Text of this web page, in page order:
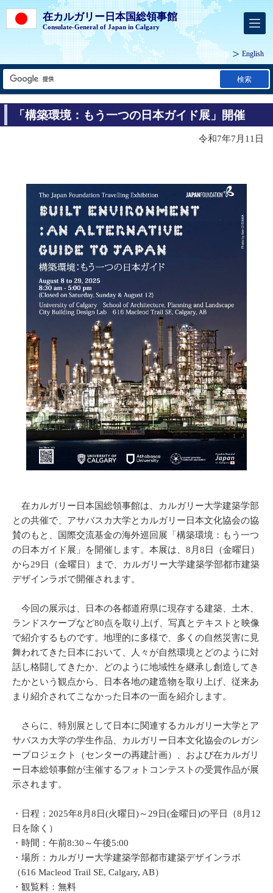
在カルガリー日本国総領事館
Consulate-General of Japan in Calgary
English
検索
「構築環境：もう一つの日本ガイド展」開催
令和7年7月11日
在カルガリー日本国総領事館は、カルガリー大学建築学部
との共催で、アサバスカ大学とカルガリー日本文化協会の協
賛のもと、国際交流基金の海外巡回展「構築環境：もう一つ
の日本ガイド展」を開催します。本展は、8月8日（金曜日）
から29日（金曜日）まで、カルガリー大学建築学部都市建築
デザインラボで開催されます。
今回の展示は、日本の各都道府県に現存する建築、土木、
ランドスケープなど80点を取り上げ、写真とテキストと映像
で紹介するものです。地理的に多様で、多くの自然災害に見
舞われてきた日本において、人々が自然環境とどのように対
話し格闘してきたか、どのように地域性を継承し創造してき
たかという観点から、日本各地の建造物を取り上げ、従来あ
まり紹介されてこなかった日本の一面を紹介します。
さらに、特別展として日本に関連するカルガリー大学とア
サバスカ大学の学生作品、カルガリー日本文化協会のレガシ
ープロジェクト（センターの再建計画）、および在カルガリ
ー日本総領事館が主催するフォトコンテストの受賞作品が展
示されます。
・日程：2025年8月8日(火曜日)～29日(金曜日)の平日（8月12
日を除く）
・時間：午前8:30～午後5:00
・場所：カルガリー大学建築学部都市建築デザインラボ
（616 Macleod Trail SE, Calgary, AB）
・観覧料：無料